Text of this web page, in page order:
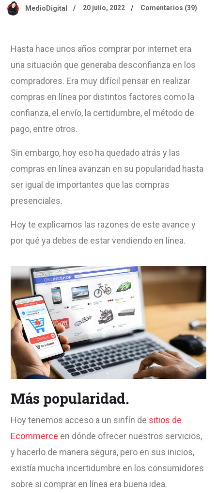
MedioDigital 20 julio, 2022 Comentarios (39)
Hasta hace unos años comprar por internet era
una situación que generaba desconfianza en los
compradores. Era muy difícil pensar en realizar
compras en línea por distintos factores como la
confianza, el envío, la certidumbre, el método de
pago, entre otros.
Sin embargo, hoy eso ha quedado atrás y las
compras en línea avanzan en su popularidad hasta
ser igual de importantes que las compras
presenciales.
Hoy te explicamos las razones de este avance y
por qué ya debes de estar vendiendo en línea.
Más popularidad.
Hoy tenemos acceso a un sinfín de sitios de
Ecommerce en dónde ofrecer nuestros servicios,
y hacerlo de manera segura, pero en sus inicios,
existía mucha incertidumbre en los consumidores
sobre si comprar en línea era buena idea.